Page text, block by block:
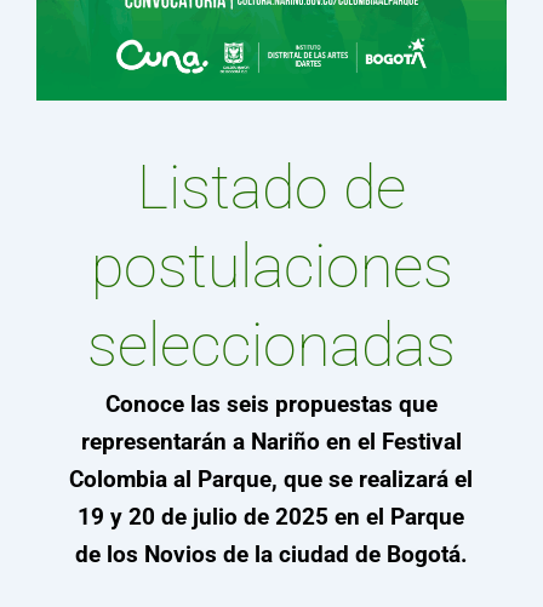
Listado de
postulaciones
seleccionadas
Conoce las seis propuestas que
representarán a Nariño en el Festival
Colombia al Parque, que se realizará el
19 y 20 de julio de 2025 en el Parque
de los Novios de la ciudad de Bogotá.